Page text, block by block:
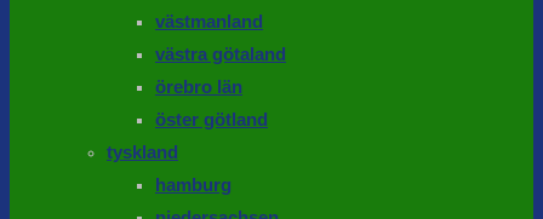
västmanland
västra götaland
örebro län
öster götland
tyskland
hamburg